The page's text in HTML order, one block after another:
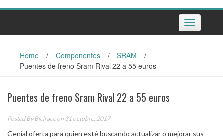
Toggle
navigation
Home / Componentes / SRAM
/
Puentes de freno Sram Rival 22 a 55 euros
Puentes de freno Sram Rival 22 a 55 euros
Posted ByBiciraceon 31 octubre, 2017
Genial oferta para quien esté buscando actualizar o mejorar sus